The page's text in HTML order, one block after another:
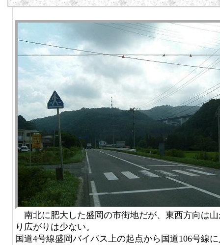
南北に肥大した盛岡の市街地だが、東西方向は
り広がりは少ない。
国道4号線盛岡バイパス上の起点から国道106号線